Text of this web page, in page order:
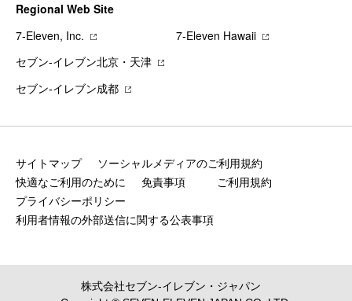
Regional Web Site
7‐Eleven, Inc.
7‐Eleven Hawaii
セブン‐イレブン北京・天津
セブン‐イレブン成都
サイトマップ
ソーシャルメディアのご利用規約
快適なご利用のために
免責事項
ご利用規約
プライバシーポリシー
利用者情報の外部送信に関する公表事項
株式会社セブン‐イレブン・ジャパン